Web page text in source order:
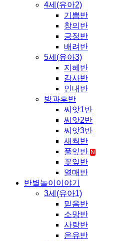
4세(유아2)
기쁨반
창의반
긍정반
배려반
5세(유아3)
지혜반
감사반
인내반
방과후반
씨앗1반
씨앗2반
씨앗3반
새싹반
풀잎반 N
꽃잎반
열매반
반별놀이이야기
3세(유아1)
믿음반
소망반
사랑반
온유반